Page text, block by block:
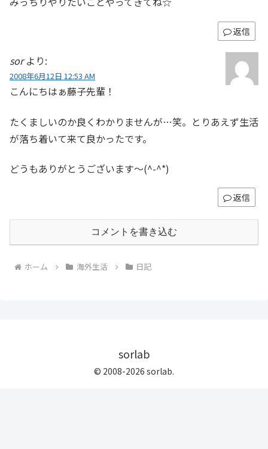
返信
sor より:
2008年6月12日 12:53 AM
こんにちはぁ藤子先輩！
たくましいのか良くわかりませんが…笑。とりあえず生活
が落ち着いて来て良かったです。
どうもありがとうございます～(^-^*)
返信
コメントを書き込む
ホーム 海外生活 日記
sorlab
© 2008-2026 sorlab.